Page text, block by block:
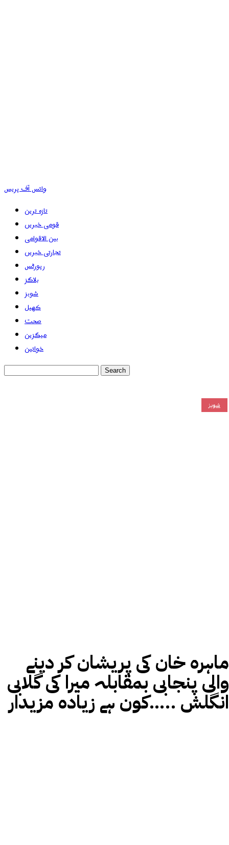
وائس آف پریس
تازہ ترین
قومی خبریں
بین الاقوامی
تجارتی خبریں
رپورٹس
بلاگز
شوبز
کھیل
صحت
میگزین
خواتین
شوبز
ماہرہ خان کی پریشان کر دینے
والی پنجابی بمقابلہ میرا کی گلابی
انگلش …..کون ہے زیادہ مزیدار